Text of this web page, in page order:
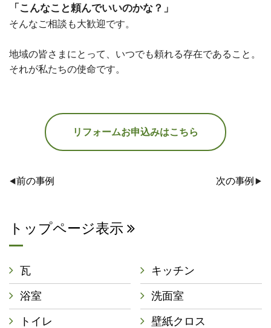
トップページ表示
瓦 キッチン
浴室 洗面室
トイレ 壁紙クロス
「こんなこと頼んでいいのかな？」
そんなご相談も大歓迎です。
地域の皆さまにとって、いつでも頼れる存在であること。
それが私たちの使命です。
リフォームお申込みはこちら
前の事例 次の事例